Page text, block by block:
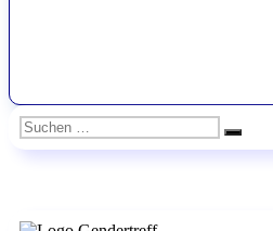
Suchen
nach:
Suchen